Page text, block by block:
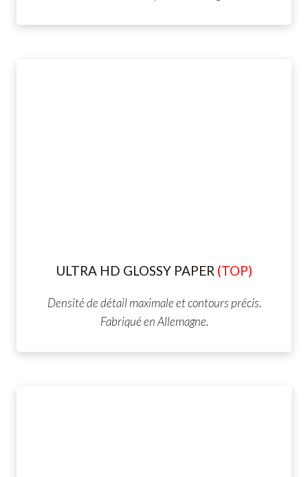
ULTRA HD GLOSSY PAPER (TOP)
Densité de détail maximale et contours précis.
Fabriqué en Allemagne.